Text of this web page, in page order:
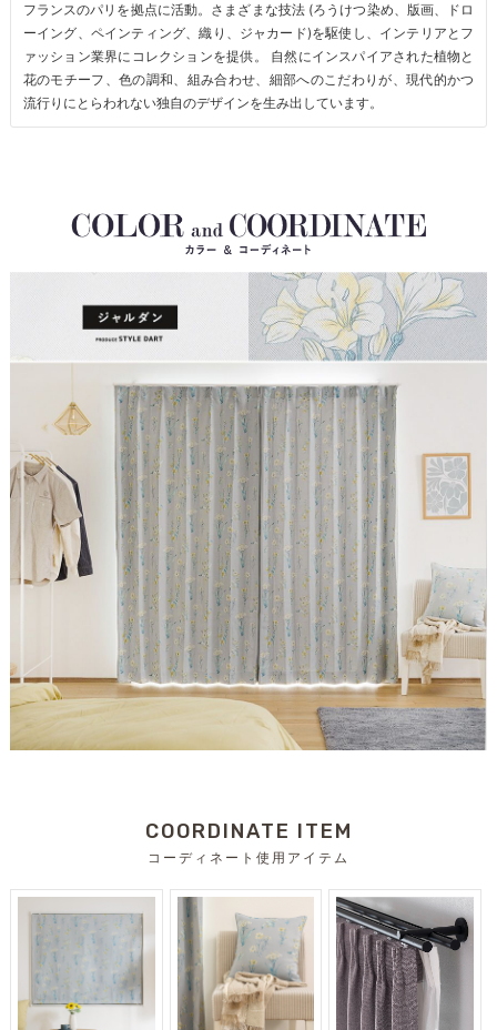
フランスのパリを拠点に活動。さまざまな技法 (ろうけつ染め、版画、ドロ
ーイング、ペインティング、織り、ジャカード)を駆使し、インテリアとフ
ァッション業界にコレクションを提供。 自然にインスパイアされた植物と
花のモチーフ、色の調和、組み合わせ、細部へのこだわりが、現代的かつ
流行りにとらわれない独自のデザインを生み出しています。
COORDINATE ITEM
コーディネート使用アイテム